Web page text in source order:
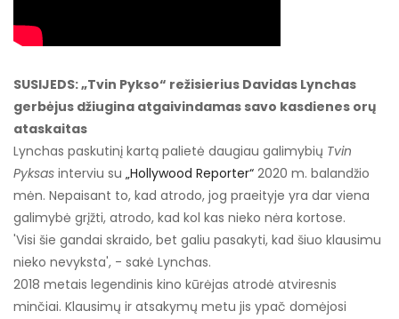
SUSIJEDS: „Tvin Pykso“ režisierius Davidas Lynchas
gerbėjus džiugina atgaivindamas savo kasdienes orų
ataskaitas
Lynchas paskutinį kartą palietė daugiau galimybių Tvin
Pyksas interviu su „Hollywood Reporter“ 2020 m. balandžio
mėn. Nepaisant to, kad atrodo, jog praeityje yra dar viena
galimybė grįžti, atrodo, kad kol kas nieko nėra kortose.
'Visi šie gandai skraido, bet galiu pasakyti, kad šiuo klausimu
nieko nevyksta', - sakė Lynchas.
2018 metais legendinis kino kūrėjas atrodė atviresnis
minčiai. Klausimų ir atsakymų metu jis ypač domėjosi